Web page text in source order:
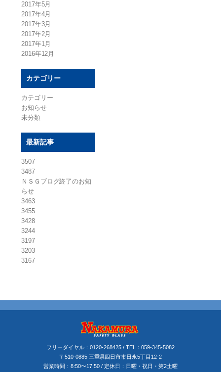
2017年5月
2017年4月
2017年3月
2017年2月
2017年1月
2016年12月
カテゴリー
カテゴリー
お知らせ
未分類
最新記事
3507
3487
ＮＳＧブログ終了のお知
らせ
3463
3455
3428
3244
3197
3203
3167
フリーダイヤル：0120-268425 / TEL： 059-345-5082
〒510-0885 三重県四日市市日永5丁目12-2
営業時間：8:50〜17:50 / 定休日：日曜・祝日・第2土曜